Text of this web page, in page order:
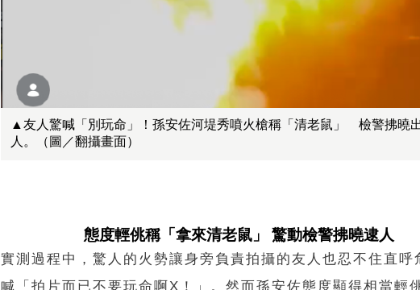
▲友人驚喊「別玩命」！孫安佐河堤秀噴火槍稱「清老鼠」 檢警拂曉
人。（圖／翻攝畫面）
態度輕佻稱「拿來清老鼠」 驚動檢警拂曉逮人
實測過程中，驚人的火勢讓身旁負責拍攝的友人也忍不住直呼
喊「拍片而已不要玩命啊X！」。然而孫安佐態度顯得相當輕